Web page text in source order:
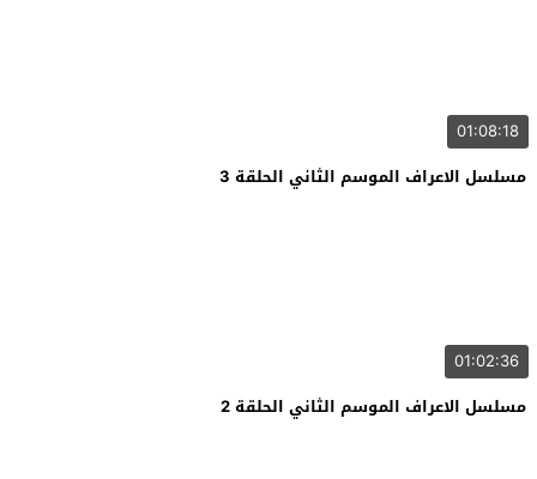
01:08:18
مسلسل الاعراف الموسم الثاني الحلقة 3
01:02:36
مسلسل الاعراف الموسم الثاني الحلقة 2